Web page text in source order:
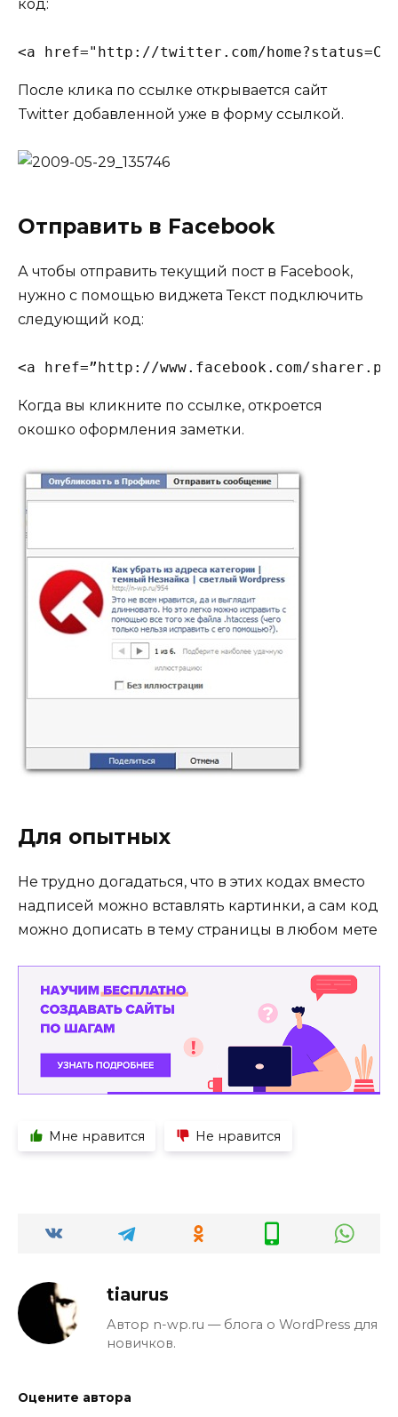
код:
<a href="http://twitter.com/
После клика по ссылке открывается сайт
Twitter добавленной уже в форму ссылкой.
Отправить в Facebook
А чтобы отправить текущий пост в Facebook,
нужно с помощью виджета Текст подключить
следующий код:
<a href=”http://www.facebook.com/
Когда вы кликните по ссылке, откроется
окошко оформления заметки.
Для опытных
Не трудно догадаться, что в этих кодах вместо
надписей можно вставлять картинки, а сам код
можно дописать в тему страницы в любом мете
Мне нравится Не нравится
tiaurus
Автор n-wp.ru — блога о WordPress для
новичков.
Оцените автора